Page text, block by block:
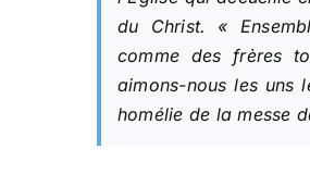
du Christ. «
comme des frères
aimons-nous les uns
homélie de la messe